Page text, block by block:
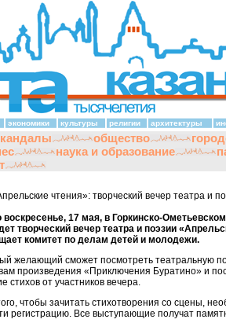
экономики культуры религии архитектуры
общество
наука и образование
чтения»: творческий вечер театра и
воскресенье, 17 мая, в Горкинско-
творческий вечер театра и поэзии
комитет по делам детей и молодежи.
желающий сможет посмотреть театральную
произведения «Приключения Буратино» и
стихов от участников вечера.
чтобы зачитать стихотворения со сцены,
регистрацию. Все выступающие получат